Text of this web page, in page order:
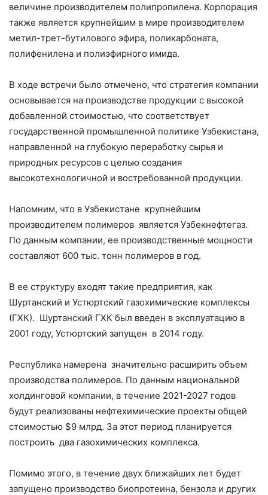
величине производителем полипропилена. Корпорация
также является крупнейшим в мире производителем
метил-трет-бутилового эфира, поликарбоната,
полифенилена и полиэфирного имида.
В ходе встречи было отмечено, что стратегия компании
основывается на производстве продукции с высокой
добавленной стоимостью, что соответствует
государственной промышленной политике Узбекистана,
направленной на глубокую переработку сырья и
природных ресурсов с целью создания
высокотехнологичной и востребованной продукции.
Напомним, что в Узбекистане крупнейшим
производителем полимеров является Узбекнефтегаз.
По данным компании, ее производственные мощности
составляют 600 тыс. тонн полимеров в год.
В ее структуру входят такие предприятия, как
Шуртанский и Устюртский газохимические комплексы
(ГХК). Шуртанский ГХК был введен в эксплуатацию в
2001 году, Устюртский запущен в 2014 году.
Республика намерена значительно расширить объем
производства полимеров. По данным национальной
холдинговой компании, в течение 2021-2027 годов
будут реализованы нефтехимические проекты общей
стоимостью $9 млрд. За этот период планируется
построить два газохимических комплекса.
Помимо этого, в течение двух ближайших лет будет
запущено производство биопротеина, бензола и других